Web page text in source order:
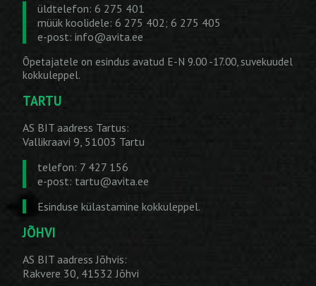
üldtelefon: 6 275 401
müük koolidele: 6 275 402; 6 275 405
e-post: info@avita.ee
Õpetajatele on esindus avatud E-N 9.00 -17.00, suvekuudel
kokkuleppel.
TARTU
AS BIT aadress Tartus:
Vallikraavi 9, 51003 Tartu
telefon: 7 427 156
e-post: tartu@avita.ee
Esinduse külastamine kokkuleppel.
JÕHVI
AS BIT aadress Jõhvis:
Rakvere 30, 41532 Jõhvi